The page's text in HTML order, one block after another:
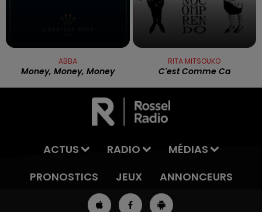
ABBA
Money, Money, Money
RITA MITSOUKO
C'est Comme Ca
ACTUS RADIO
MÉDIAS
PRONOSTICS
JEUX ANNONCEURS